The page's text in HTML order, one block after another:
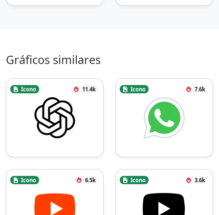
Gráficos similares
Icono 11.4k Icono 7.6k
Icono 6.5k Icono 3.6k